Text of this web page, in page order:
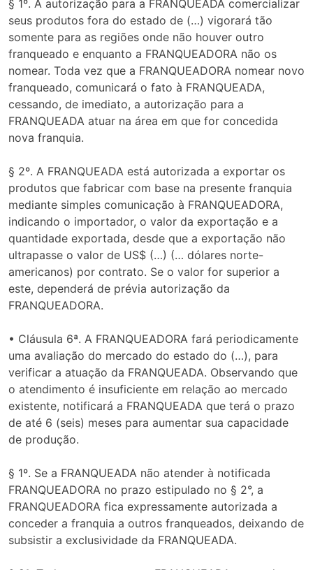
§ 1º. A autorização para a FRANQUEADA comercializar
seus produtos fora do estado de (…) vigorará tão
somente para as regiões onde não houver outro
franqueado e enquanto a FRANQUEADORA não os
nomear. Toda vez que a FRANQUEADORA nomear novo
franqueado, comunicará o fato à FRANQUEADA,
cessando, de imediato, a autorização para a
FRANQUEADA atuar na área em que for concedida
nova franquia.
§ 2º. A FRANQUEADA está autorizada a exportar os
produtos que fabricar com base na presente franquia
mediante simples comunicação à FRANQUEADORA,
indicando o importador, o valor da exportação e a
quantidade exportada, desde que a exportação não
ultrapasse o valor de US$ (…) (… dólares norte-
americanos) por contrato. Se o valor for superior a
este, dependerá de prévia autorização da
FRANQUEADORA.
• Cláusula 6ª. A FRANQUEADORA fará periodicamente
uma avaliação do mercado do estado do (…), para
verificar a atuação da FRANQUEADA. Observando que
o atendimento é insuficiente em relação ao mercado
existente, notificará a FRANQUEADA que terá o prazo
de até 6 (seis) meses para aumentar sua capacidade
de produção.
§ 1º. Se a FRANQUEADA não atender à notificada
FRANQUEADORA no prazo estipulado no § 2°, a
FRANQUEADORA fica expressamente autorizada a
conceder a franquia a outros franqueados, deixando de
subsistir a exclusividade da FRANQUEADA.